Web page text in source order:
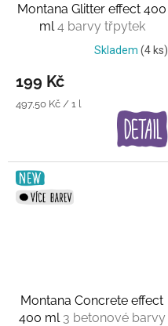
Montana Glitter effect 400
ml4 barvy třpytek
Skladem (4 ks)
199 Kč
Měrná
497,50 Kč / 1 l
Montana Concrete effect
400 ml 3 betonové barvy